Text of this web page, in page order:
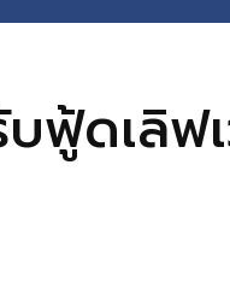
ฟู้ดเลิฟ